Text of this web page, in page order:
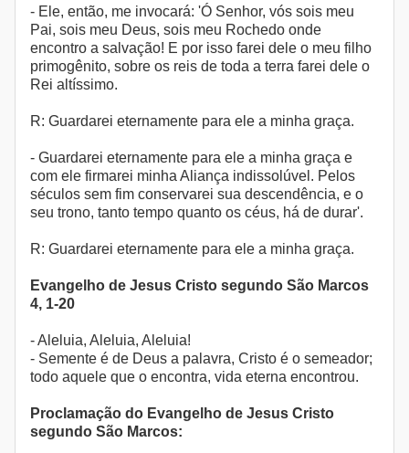
- Ele, então, me invocará: 'Ó Senhor, vós sois meu
Pai, sois meu Deus, sois meu Rochedo onde
encontro a salvação! E por isso farei dele o meu filho
primogênito, sobre os reis de toda a terra farei dele o
Rei altíssimo.
R: Guardarei eternamente para ele a minha graça.
- Guardarei eternamente para ele a minha graça e
com ele firmarei minha Aliança indissolúvel. Pelos
séculos sem fim conservarei sua descendência, e o
seu trono, tanto tempo quanto os céus, há de durar'.
R: Guardarei eternamente para ele a minha graça.
Evangelho de Jesus Cristo segundo São Marcos
4, 1-20
- Aleluia, Aleluia, Aleluia!
- Semente é de Deus a palavra, Cristo é o semeador;
todo aquele que o encontra, vida eterna encontrou.
Proclamação do Evangelho de Jesus Cristo
segundo São Marcos: